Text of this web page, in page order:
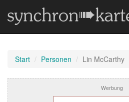
Start Personen Lin McCarthy
Werbung